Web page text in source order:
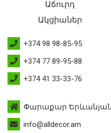
Աճուրդ
Ակցիաներ
+374 98 98-85-95
+374 77 89-95-88
+374 41 33-33-76
Փարաքար Երևանյան
info@alldecor.am